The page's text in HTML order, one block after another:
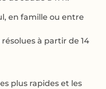
en famille ou entre
à partir de 14
plus rapides et les